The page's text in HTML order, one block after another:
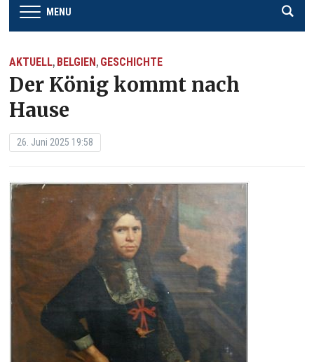
MENU
AKTUELL, BELGIEN, GESCHICHTE
Der König kommt nach
Hause
26. Juni 2025 19:58